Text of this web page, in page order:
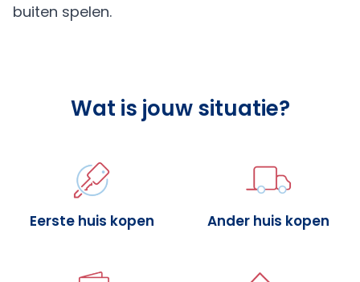
buiten spelen.
Wat is jouw situatie?
Eerste huis kopen Ander huis kopen